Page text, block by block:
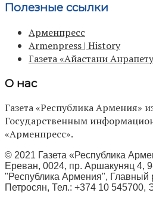
Полезные ссылки
Арменпресс
Armenpress | History
Газета «Айастани
О нас
Газета «Республика Армения»
Государственным
«Арменпресс».
© 2021 Газета «Республика
Ереван, 0024, пр. Аршакуняц 4,
"Республика Армения", Главный
Петросян, Тел.: +374 10 545700,